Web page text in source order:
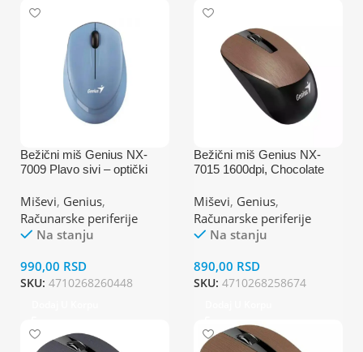
Bežični miš Genius NX-
7009 Plavo sivi – optički
Miševi, Genius,
Računarske periferije
Na stanju
990,00 RSD
SKU: 4710268260448
Bežični miš Genius NX-
7015 1600dpi, Chocolate
Miševi, Genius,
Računarske periferije
Na stanju
890,00 RSD
SKU: 4710268258674